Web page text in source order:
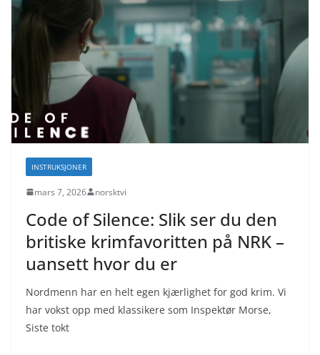
INSTRUKSJONER
mars 7, 2026 norsktvi
Code of Silence: Slik ser du den
britiske krimfavoritten på NRK –
uansett hvor du er
Nordmenn har en helt egen kjærlighet for god krim. Vi
har vokst opp med klassikere som Inspektør Morse,
Siste tokt